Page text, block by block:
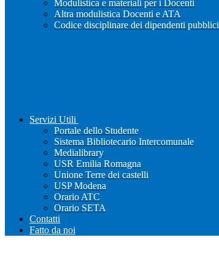
Modulistica e materiali per i Docenti
Altra modulistica Docenti e ATA
Codice disciplinare dei dipendenti pubblici
Servizi Utili
Portale dello Studente
Sistema Bibliotecario Intercomunale
Medialibrary
USR Emilia Romagna
Unione Terre dei castelli
USP Modena
Orario ATC
Orario SETA
Contatti
Fatto da noi